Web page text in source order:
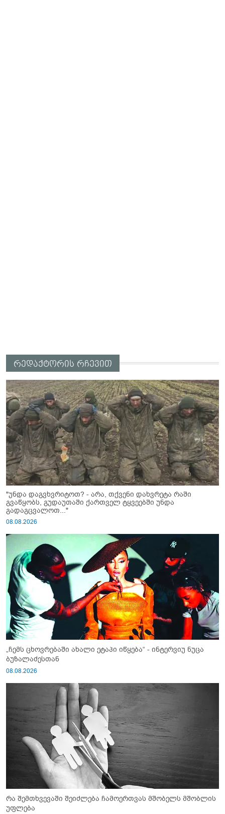
რედაქტორის რჩევით
"უნდა დაგვხვრიტოთ? - არა, თქვენი დახვრეტა რაში
გვაწყობს, გუდაუთაში ქართველ ტყვეებში უნდა
გადაგცვალოთ..."
08.08.2026
„ჩემს ცხოვრებაში ახალი ეტაპი იწყება“ - ინტერვიუ ნუცა
ბუზალაძესთან
08.08.2026
რა შემთხვევაში შეიძლება ჩამოერთვას მშობელს მშობლის
უფლება